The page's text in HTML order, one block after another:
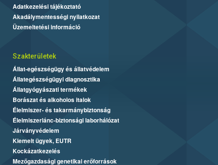
Adatkezelési tájékoztató
Akadálymentességi nyilatkozat
Üzemeltetési információ
Szakterületek
Állat-egészségügy és állatvédelem
Állategészségügyi diagnosztika
Állatgyógyászati termékek
Borászat és alkoholos italok
Élelmiszer- és takarmánybiztonság
Élelmiszerlánc-biztonsági laborhálózat
Járványvédelem
Kiemelt ügyek, EUTR
Kockázatkezelés
Mezőgazdasági genetikai erőforrások